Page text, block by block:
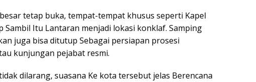
tetap buka, tempat-tempat khusus seperti Kapel
Sambil Itu Lantaran menjadi lokasi konklaf. Samping
juga bisa ditutup Sebagai persiapan prosesi
kunjungan pejabat resmi.
dilarang, suasana Ke kota tersebut jelas Berencana